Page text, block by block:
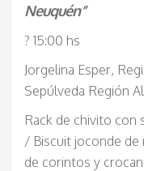
Neuquén”
? 15:00 hs
Jorgelina Esper,
Sepúlveda Región
Rack de chivito con
/ Biscuit joconde de
de corintos y